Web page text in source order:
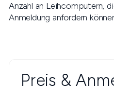
Anzahl an Leihcomputern,
Anmeldung anfordern
Preis &